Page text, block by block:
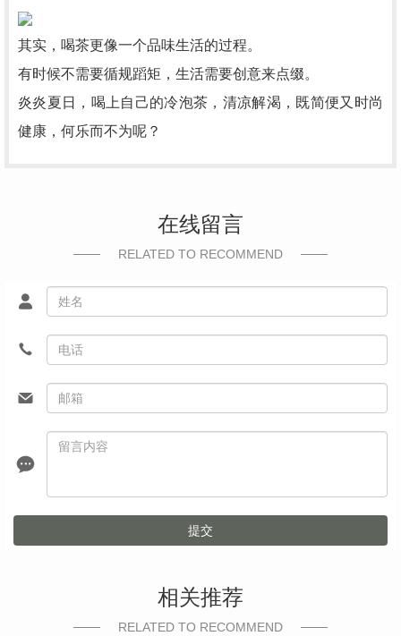
其实，喝茶更像一个品味生活的过程。
有时候不需要循规蹈矩，生活需要创意来点缀。
炎炎夏日，喝上自己的冷泡茶，清凉解渴，既简便又时尚
健康，何乐而不为呢？
在线留言
RELATED TO RECOMMEND
提交
相关推荐
RELATED TO RECOMMEND